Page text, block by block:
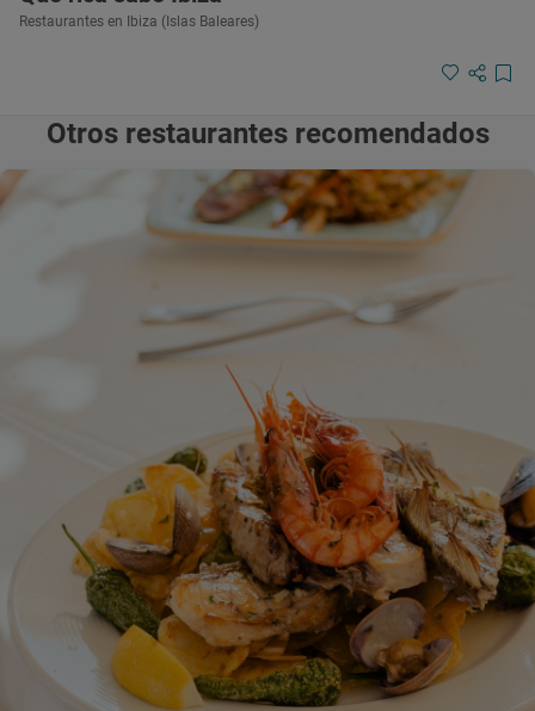
Restaurantes en Ibiza (Islas Baleares)
Otros restaurantes recomendados